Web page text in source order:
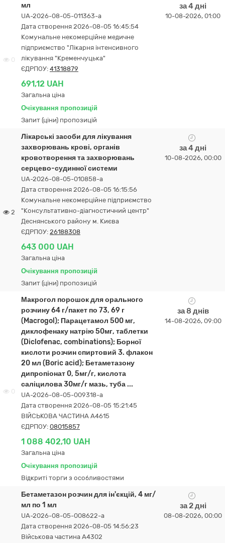
0
мл
UA-2026-08-05-011363-a
Дата створення 2026-08-05 16:45:54
Комунальне некомерційне медичне
підприємство "Лікарня інтенсивного
лікування "Кременчуцька"
ЄДРПОУ: 41318879
691,12 UAH
Загальна ціна
Очікування пропозицій
Запит (ціни) пропозицій
за 4 дні
10-08-2026, 01:00
2
Лікарські засоби для лікування
захворювань крові, органів
кровотворення та захворювань
серцево-судинної системи
UA-2026-08-05-010858-a
Дата створення 2026-08-05 16:15:56
Комунальне некомерційне підприємство
"Консультативно-діагностичний центр"
Деснянського району м. Києва
ЄДРПОУ: 26188308
643 000 UAH
Загальна ціна
Очікування пропозицій
Запит (ціни) пропозицій
за 4 дні
10-08-2026, 00:00
0
Макрогол порошок для орального
розчину 64 г/пакет по 73, 69 г
(Macrogol); Парацетамол 500 мг,
диклофенаку натрію 50мг, таблетки
(Diclofenac, combinations); Борної
кислоти розчин спиртовий 3. флакон
20 мл (Boric acid); Бетаметазону
дипропіонат 0, 5мг/г, кислота
саліцилова 30мг/г мазь, туба ...
UA-2026-08-05-009318-a
Дата створення 2026-08-05 15:21:45
ВІЙСЬКОВА ЧАСТИНА А4615
ЄДРПОУ: 08015857
1 088 402,10 UAH
Загальна ціна
Очікування пропозицій
Відкриті торги з особливостями
за 8 днів
14-08-2026, 09:00
Бетаметазон розчин для ін'єкцій, 4 мг/
мл по 1 мл
UA-2026-08-05-008622-a
Дата створення 2026-08-05 14:56:23
Військова частина А4302
за 2 дні
08-08-2026, 00:00